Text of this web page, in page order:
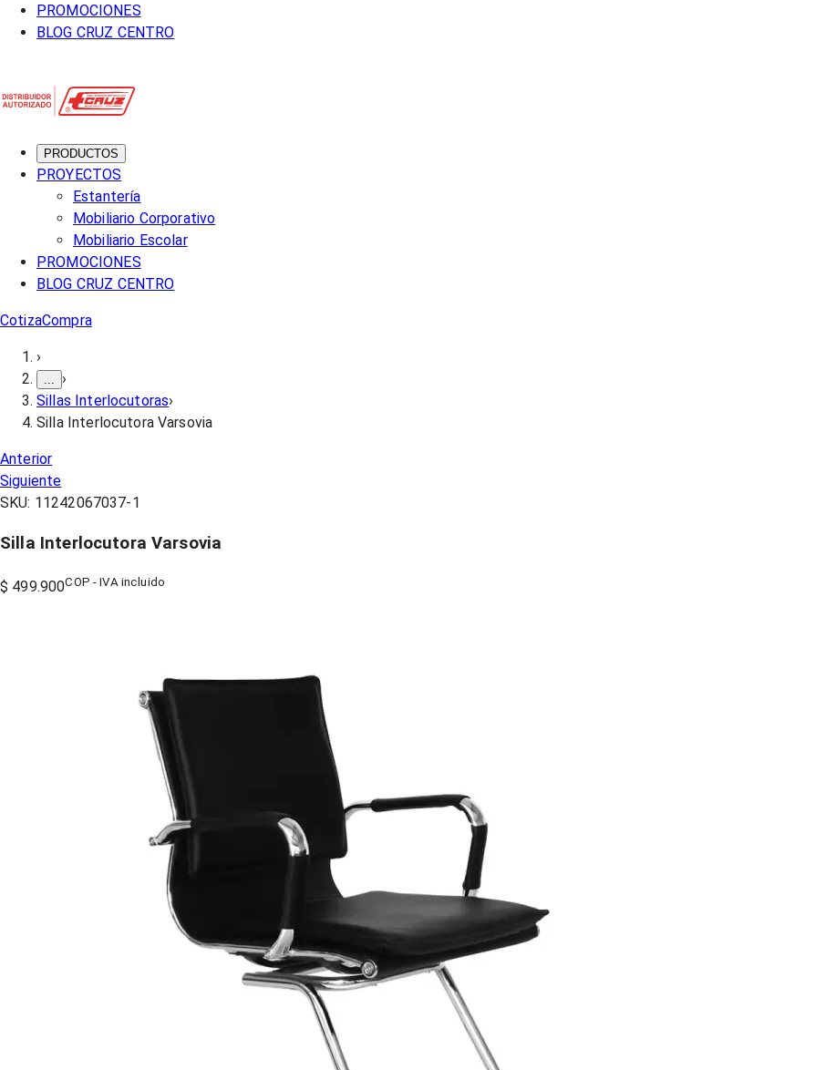
PROMOCIONES
BLOG CRUZ CENTRO
PRODUCTOS
PROYECTOS
Estantería
Mobiliario Corporativo
Mobiliario Escolar
PROMOCIONES
BLOG CRUZ CENTRO
CotizaCompra
›
›
Sillas Interlocutoras›
Silla Interlocutora Varsovia
Anterior
Siguiente
SKU: 11242067037-1
Silla Interlocutora Varsovia
$ 499.900COP - IVA incluido